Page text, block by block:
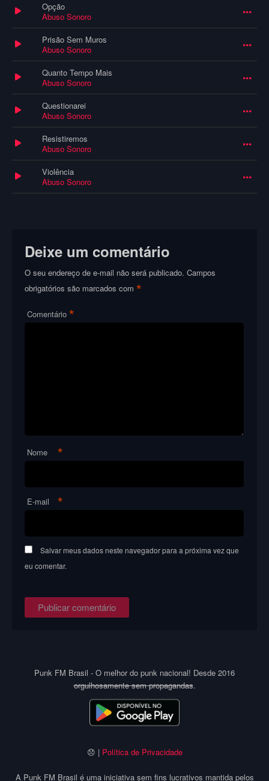
Opção
Abuso Sonoro
Prisão Sem Muros
Abuso Sonoro
Quanto Tempo Mais
Abuso Sonoro
Questionarei
Abuso Sonoro
Resistiremos
Abuso Sonoro
Violência
Abuso Sonoro
Deixe um comentário
O seu endereço de e-mail não será publicado. Campos
obrigatórios são marcados com*
Comentário *
Nome *
E-mail *
Salvar meus dados neste navegador para a próxima vez que
eu comentar.
Punk FM Brasil - O melhor do punk nacional! Desde 2016
orgulhosamente sem propagandas.
😞 | Política de Privacidade
A Punk FM Brasil é uma iniciativa sem fins lucrativos mantida pelos